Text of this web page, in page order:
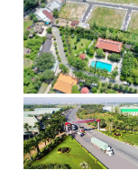
Happy
dự án được chủ
tầng hoàn thiện